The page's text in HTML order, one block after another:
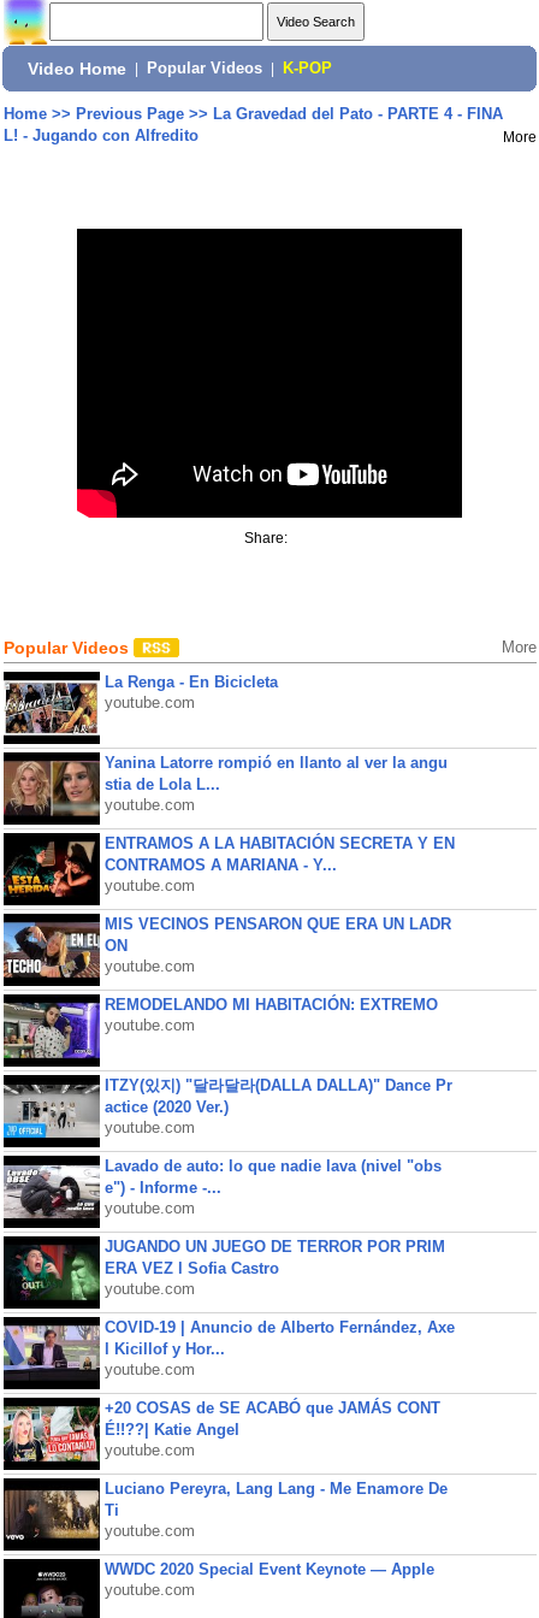
Video Home Popular Videos K-POP
Home>> Previous Page>> La Gravedad del Pato - PARTE 4 - FINA
L! - Jugando con Alfredito
More
Share:
Popular Videos More
La Renga - En Bicicleta
youtube.com
Yanina Latorre rompió en llanto al ver la angu
stia de Lola L...
youtube.com
ENTRAMOS A LA HABITACIÓN SECRETA Y EN
CONTRAMOS A MARIANA - Y...
youtube.com
MIS VECINOS PENSARON QUE ERA UN LADR
ON
youtube.com
REMODELANDO MI HABITACIÓN: EXTREMO
youtube.com
ITZY(있지) "달라달라(DALLA DALLA)" Dance Pr
actice (2020 Ver.)
youtube.com
Lavado de auto: lo que nadie lava (nivel "obs
e") - Informe -...
youtube.com
JUGANDO UN JUEGO DE TERROR POR PRIM
ERA VEZ l Sofia Castro
youtube.com
COVID-19 | Anuncio de Alberto Fernández, Axe
l Kicillof y Hor...
youtube.com
+20 COSAS de SE ACABÓ que JAMÁS CONT
É!!??| Katie Angel
youtube.com
Luciano Pereyra, Lang Lang - Me Enamore De
Ti
youtube.com
WWDC 2020 Special Event Keynote — Apple
youtube.com